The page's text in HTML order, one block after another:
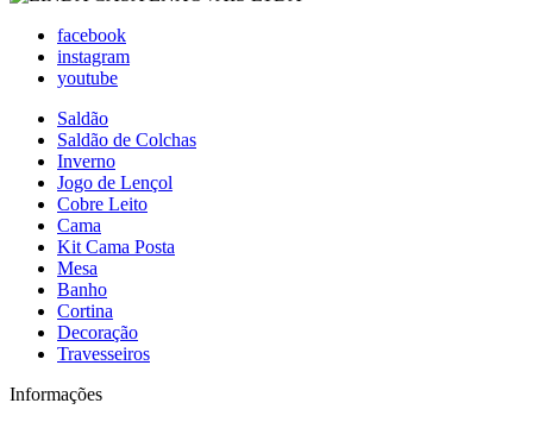
facebook
instagram
youtube
Saldão
Saldão de Colchas
Inverno
Jogo de Lençol
Cobre Leito
Cama
Kit Cama Posta
Mesa
Banho
Cortina
Decoração
Travesseiros
Informações